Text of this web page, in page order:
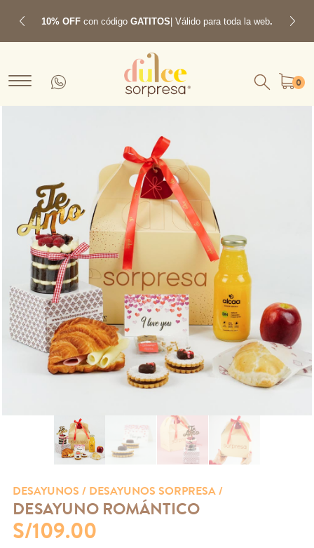
10% OFF con código GATITOS| Válido para toda la web.
Previous Next
0
DESAYUNOS / DESAYUNOS SORPRESA /
DESAYUNO ROMÁNTICO
S/109.00